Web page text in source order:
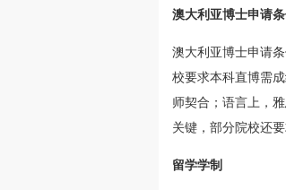
澳大利亚博士申请
澳大利亚博士申请
校要求本科直博需
师契合；语言上，
关键，部分院校还
留学学制